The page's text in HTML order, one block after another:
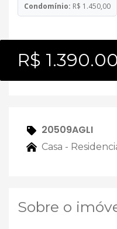
Condomínio: R$ 1.450,00
R$
20509AGLI
Casa -
Sobre o